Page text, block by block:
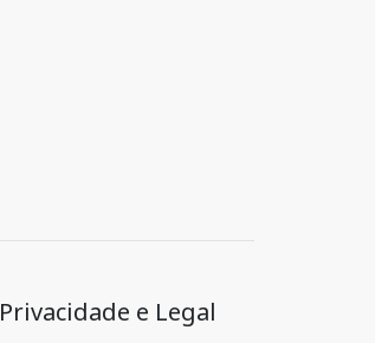
Privacidade e Legal